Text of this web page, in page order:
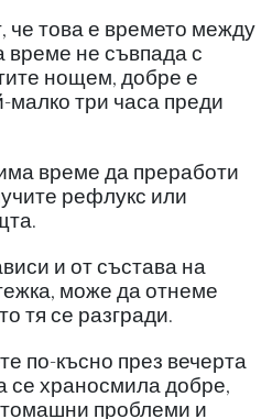
че това е времето между
време не съвпада с
нощем, добре е
малко три часа преди
време да преработи
рефлукс или
и от състава на
може да отнеме
тя се разгради.
по-късно през вечерта
се храносмила добре,
проблеми и